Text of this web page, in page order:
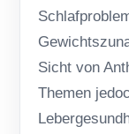
Sicht von
Themen